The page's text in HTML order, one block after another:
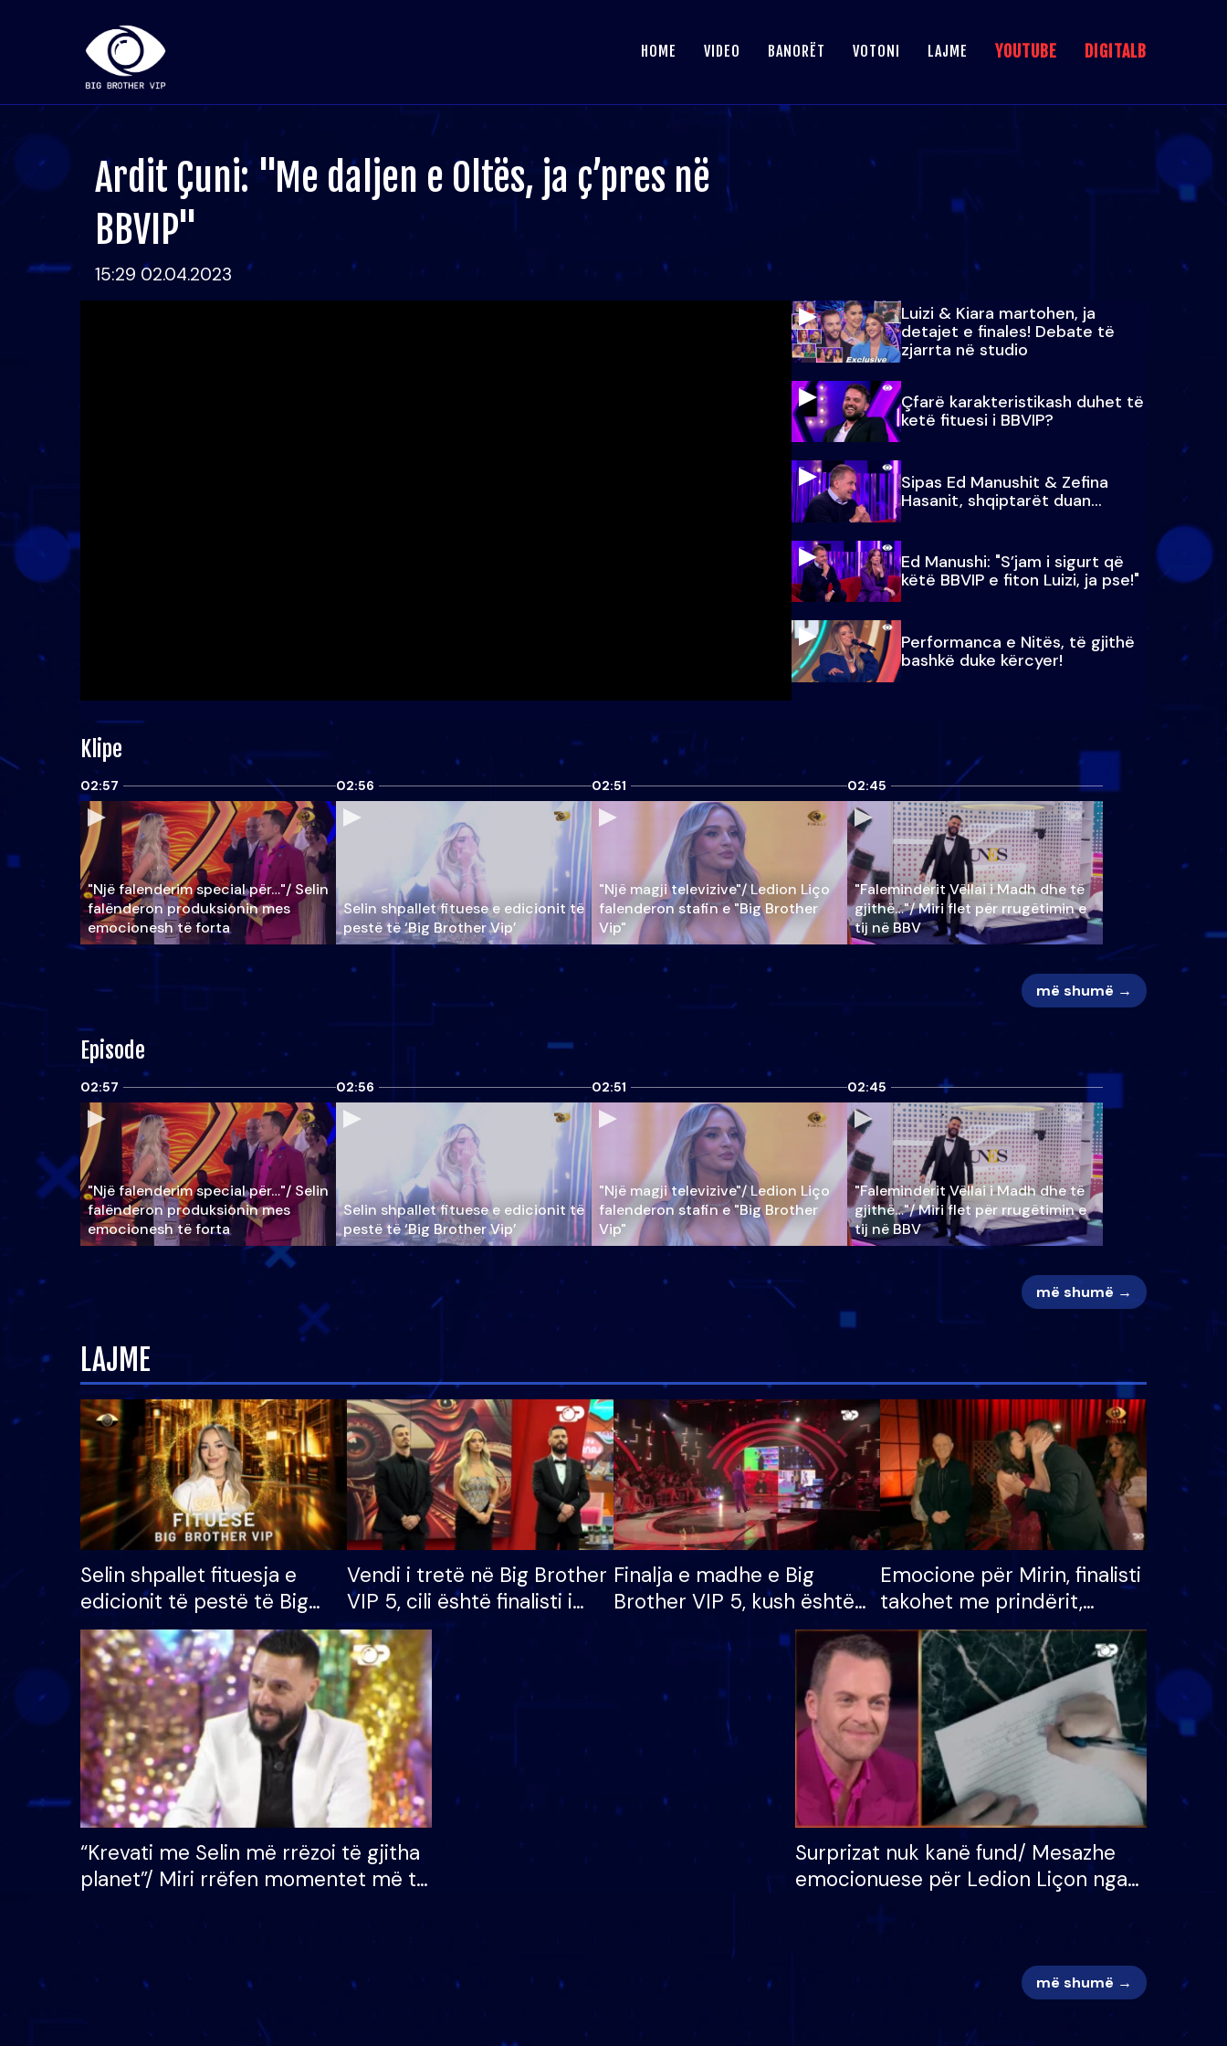
HOME VIDEO BANORËT VOTONI LAJME YOUTUBE DIGITALB
Ardit Çuni: "Me daljen e Oltës, ja ç’pres në
BBVIP"
15:29 02.04.2023
Luizi & Kiara martohen, ja
detajet e finales! Debate të
zjarrta në studio
Çfarë karakteristikash duhet të
ketë fituesi i BBVIP?
Sipas Ed Manushit & Zefina
Hasanit, shqiptarët duan...
Ed Manushi: "S’jam i sigurt që
këtë BBVIP e fiton Luizi, ja pse!"
Performanca e Nitës, të gjithë
bashkë duke kërcyer!
Klipe
02:57
"Një falenderim special për…"/ Selin
falënderon produksionin mes
emocionesh të forta
02:56
Selin shpallet fituese e edicionit të
pestë të ‘Big Brother Vip’
02:51
"Një magji televizive"/ Ledion Liço
falenderon stafin e "Big Brother
Vip"
02:45
"Faleminderit Vëllai i Madh dhe të
gjithë…"/ Miri flet për rrugëtimin e
tij në BBV
më shumë →
Episode
02:57
"Një falenderim special për…"/ Selin
falënderon produksionin mes
emocionesh të forta
02:56
Selin shpallet fituese e edicionit të
pestë të ‘Big Brother Vip’
02:51
"Një magji televizive"/ Ledion Liço
falenderon stafin e "Big Brother
Vip"
02:45
"Faleminderit Vëllai i Madh dhe të
gjithë…"/ Miri flet për rrugëtimin e
tij në BBV
më shumë →
LAJME
Selin shpallet fituesja e
edicionit të pestë të Big
Brother VIP, rrëmben
çmimin e madh prej 100
mijë eurosh
Vendi i tretë në Big Brother
VIP 5, cili është finalisti i
radhës që lë shtëpinë
Finalja e madhe e Big
Brother VIP 5, kush është
banori i parë që lë shtëpinë
dhe humb mundësinë për
të fituar çmimin e madh
Emocione për Mirin, finalisti
takohet me prindërit,
vajzën dhe bashkëshorten:
S’kemi ndonjë letër divorci
apo jo?
“Krevati me Selin më rrëzoi të gjitha
planet”/ Miri rrëfen momentet më të
mungojë zilja e mëngjesit kur…
Surprizat nuk kanë fund/ Mesazhe
emocionuese për Ledion Liçon nga
më shumë →